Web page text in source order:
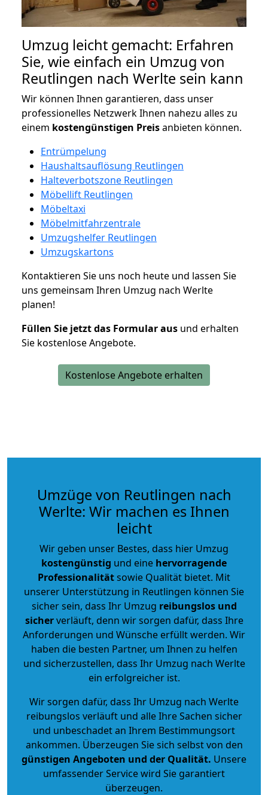
Umzug leicht gemacht: Erfahren
Sie, wie einfach ein Umzug von
Reutlingen nach Werlte sein kann
Wir können Ihnen garantieren, dass unser
professionelles Netzwerk Ihnen nahezu alles zu
einem kostengünstigen Preisanbieten können.
Entrümpelung
Haushaltsauflösung Reutlingen
Halteverbotszone Reutlingen
Möbellift Reutlingen
Möbeltaxi
Möbelmitfahrzentrale
Umzugshelfer Reutlingen
Umzugskartons
Kontaktieren Sie uns noch heute und lassen Sie
uns gemeinsam Ihren Umzug nach Werlte
planen!
Füllen Sie jetzt das Formular aus und erhalten
Sie kostenlose Angebote.
Kostenlose Angebote erhalten
Umzüge von Reutlingen nach
Werlte: Wir machen es Ihnen
leicht
Wir geben unser Bestes, dass hier Umzug
kostengünstig und eine hervorragende
Professionalitätsowie Qualität bietet. Mit
unserer Unterstützung in Reutlingen können Sie
sicher sein, dass Ihr Umzug reibungslos und
sicherverläuft, denn wir sorgen dafür, dass Ihre
Anforderungen und Wünsche erfüllt werden. Wir
haben die besten Partner, um Ihnen zu helfen
und sicherzustellen, dass Ihr Umzug nach Werlte
ein erfolgreicher ist.
Wir sorgen dafür, dass Ihr Umzug nach Werlte
reibungslos verläuft und alle Ihre Sachen sicher
und unbeschadet an Ihrem Bestimmungsort
ankommen. Überzeugen Sie sich selbst von den
günstigen Angeboten und der Qualität. Unsere
umfassender Service wird Sie garantiert
überzeugen.